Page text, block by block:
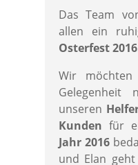
Das Team
allen ein
Osterfest 2016
Wir
unseren
Kunden für
Jahr 2016
und Elan